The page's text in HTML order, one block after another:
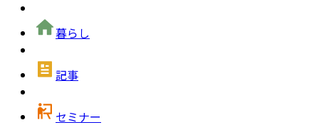
暮らし
記事
セミナー